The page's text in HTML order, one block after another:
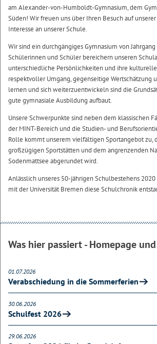
am Alexander-von-Humboldt-Gymnasium, dem
Süden! Wir freuen uns über Ihren Besuch auf
Interesse an unserer Schule.
Wir sind ein durchgängiges Gymnasium von
Schülerinnen und Schüler bereichern unseren
unterschiedliche Persönlichkeiten und ihre
respektvoller Umgang, gegenseitige Wertschätzung
lernen und sich weiterzuentwickeln sind die
gute gymnasiale Ausbildung aufbaut.
Unsere Schwerpunkte sind neben dem klassischen
der MINT-Bereich und die Studien- und
Rolle kommt unserem vielfältigen Sportangebot zu,
großzügigen Sportstätten und dem angrenzenden
Sodenmattsee abgerundet wird.
Anlässlich unseres 50-jährigen Schulbestehens
mit der Universität Bremen diese Schulchronik
Was hier passiert - Homepage
01.07.2026
Verabschiedung in die Sommerferien
30.06.2026
Schulfest 2026
29.06.2026